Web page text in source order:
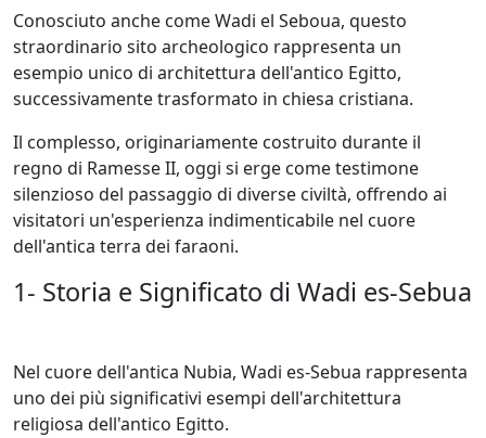
Conosciuto anche come Wadi el Seboua, questo
straordinario sito archeologico rappresenta un
esempio unico di architettura dell'antico Egitto,
successivamente trasformato in chiesa cristiana.
Il complesso, originariamente costruito durante il
regno di Ramesse II, oggi si erge come testimone
silenzioso del passaggio di diverse civiltà, offrendo ai
visitatori un'esperienza indimenticabile nel cuore
dell'antica terra dei faraoni.
1- Storia e Significato di Wadi es-Sebua
Nel cuore dell'antica Nubia, Wadi es-Sebua rappresenta
uno dei più significativi esempi dell'architettura
religiosa dell'antico Egitto.